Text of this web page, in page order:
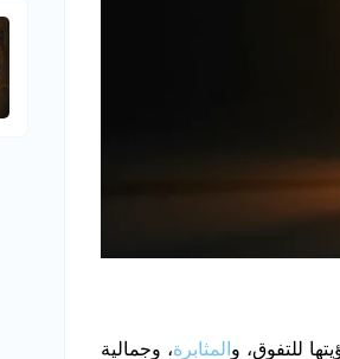
للتفوق، و المثابرة، وجمالية